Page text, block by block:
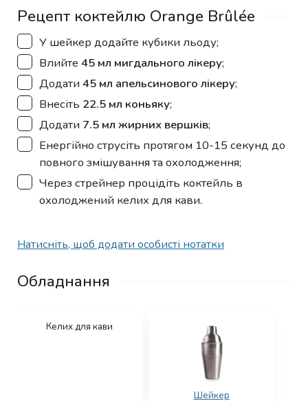
Рецепт коктейлю Orange Brûlée
▢
У шейкер додайте кубики льоду;
▢
Влийте 45 мл мигдального лікеру;
▢
Додати 45 мл апельсинового лікеру;
▢
Внесіть 22.5 мл коньяку;
▢
Додати 7.5 мл жирних вершків;
▢
Енергійно струсіть протягом 10-15 секунд до
повного змішування та охолодження;
▢
Через стрейнер процідіть коктейль в
охолоджений келих для кави.
Натисніть, щоб додати особисті нотатки
Обладнання
Келих для кави
Шейкер